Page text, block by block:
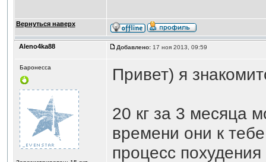
Вернуться наверх
Aleno4ka88 Добавлено:17 ноя 2013, 09:59
Баронесса Привет) я
20 кг за 3 месяца
времени они к
процесс